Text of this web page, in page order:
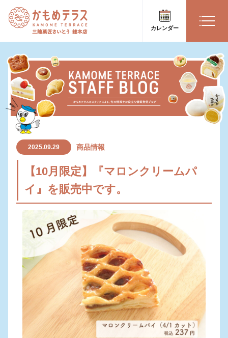
カレンダー
2025.09.29 商品情報
【10月限定】『マロンクリームパ
イ』を販売中です。